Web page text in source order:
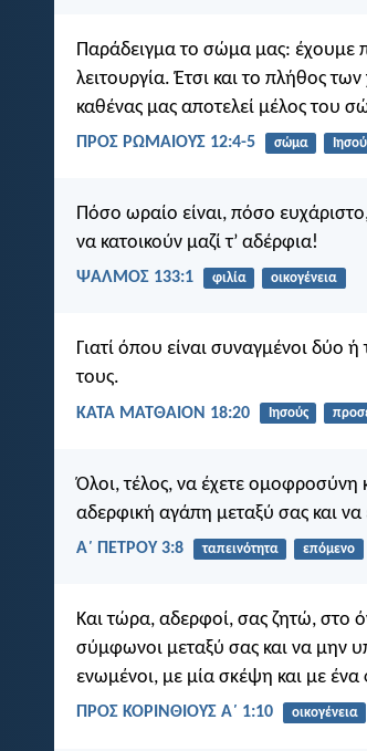
Παράδειγμα το σώμα μας: έχουμε
λειτουργία. Έτσι και το πλήθος
καθένας μας αποτελεί μέλος του
ΠΡΟΣ ΡΩΜΑΙΟΥΣ 12:4-5 σώμα
Πόσο ωραίο είναι, πόσο
να κατοικούν μαζί τ’ αδέρφια!
ΨΑΛΜΌΣ 133:1 φιλία οικογένεια
Γιατί όπου είναι συναγμένοι δύο
τους.
ΚΑΤΑ ΜΑΤΘΑΙΟΝ 18:20 Ιησούς
Όλοι, τέλος, να έχετε ομοφροσύνη
αδερφική αγάπη μεταξύ σας και να
Α΄ ΠΕΤΡΟΥ 3:8 ταπεινότητα επόμενο
Και τώρα, αδερφοί, σας ζητώ, στο
σύμφωνοι μεταξύ σας και να μην
ενωμένοι, με μία σκέψη και με
ΠΡΟΣ ΚΟΡΙΝΘΙΟΥΣ Α΄ 1:10 οικογένεια